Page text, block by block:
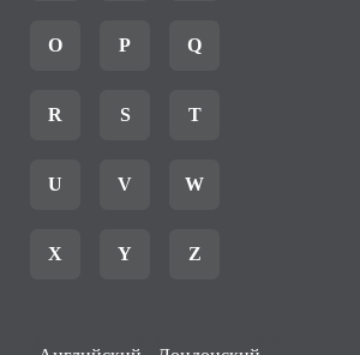
O P Q
R S T
U V W
X Y Z